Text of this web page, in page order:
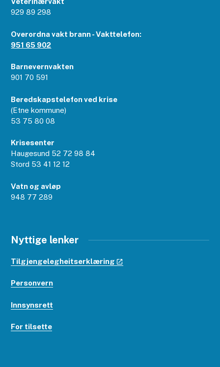
929 89 298
Overordna vakt brann - Vakttelefon:
951 65 902
Barnevernvakten
901 70 591
Beredskapstelefon ved krise
(Etne kommune)
53 75 80 08
Krisesenter
Haugesund 52 72 98 84
Stord 53 41 12 12
Vatn og avløp
948 77 289
Nyttige lenker
Tilgjengelegheitserklæring
Personvern
Innsynsrett
For tilsette